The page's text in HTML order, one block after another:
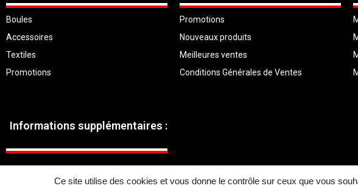
Boules
Accessoires
Textiles
Promotions
Promotions
Nouveaux produits
Meilleures ventes
Conditions Générales de Ventes
Informations supplémentaires :
© Copyright 2026 |
Ce site utilise des cookies et vous donne le contrôle sur ceux que vous